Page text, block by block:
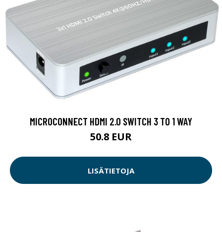
MICROCONNECT HDMI 2.0 SWITCH 3 TO 1 WAY
50.8 EUR
LISÄTIETOJA